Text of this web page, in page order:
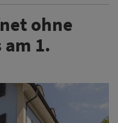
ohne
1.